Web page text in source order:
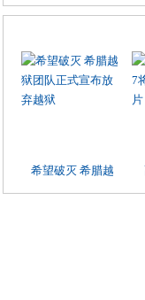
希望破灭 希腊越